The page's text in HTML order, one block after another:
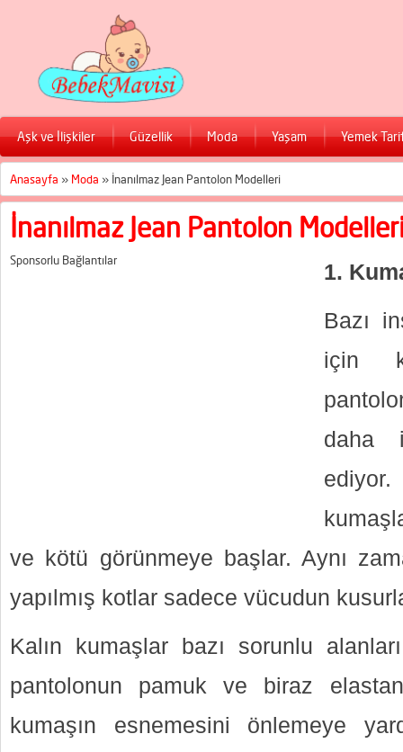
Aşk ve İlişkiler Güzellik Moda Yaşam Yemek
Anasayfa » Moda » İnanılmaz Jean Pantolon Modelleri
İnanılmaz Jean Pantolon
Sponsorlu Bağlantılar
1.
Bazı
için
daha
ve kötü görünmeye başlar. Aynı
yapılmış kotlar sadece vücudun
Kalın kumaşlar bazı sorunlu
pantolonun pamuk ve biraz
kumaşın esnemesini önlemeye